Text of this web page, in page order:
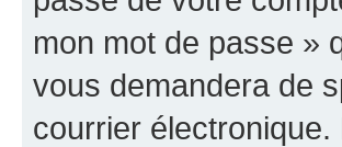
mon mot de passe »
vous demandera de
courrier